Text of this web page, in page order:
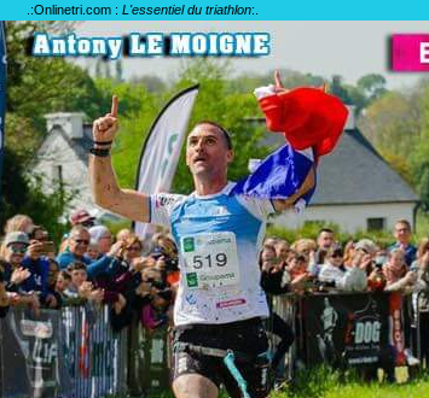
.:Onlinetri.com : L'essentiel du triathlon:.